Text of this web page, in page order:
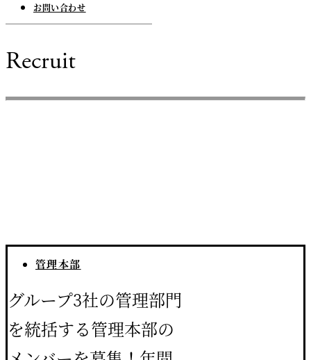
お問い合わせ
Recruit
管理本部
グループ3社の管理部門
を統括する管理本部の